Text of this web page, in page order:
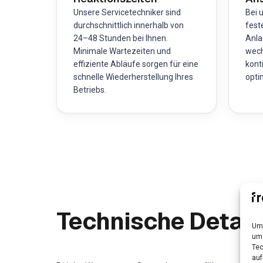
Unsere Servicetechniker sind
durchschnittlich innerhalb von
24–48 Stunden bei Ihnen.
Minimale Wartezeiten und
effiziente Abläufe sorgen für eine
schnelle Wiederherstellung Ihres
Betriebs.
Bei
Technische